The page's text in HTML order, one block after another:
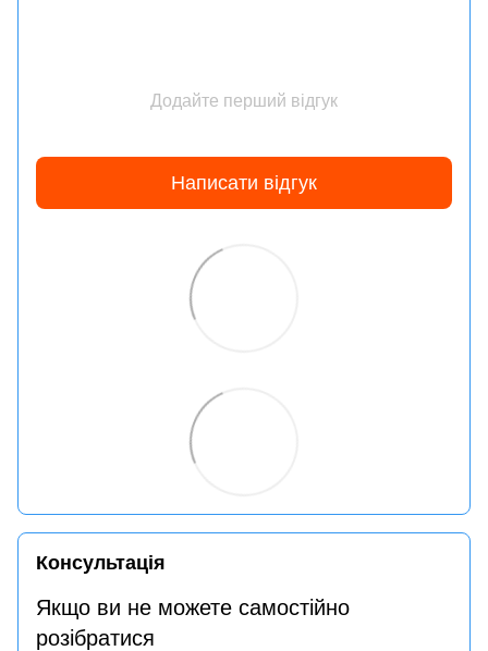
Додайте перший відгук
Написати відгук
Консультація
Якщо ви не можете самостійно
розібратися